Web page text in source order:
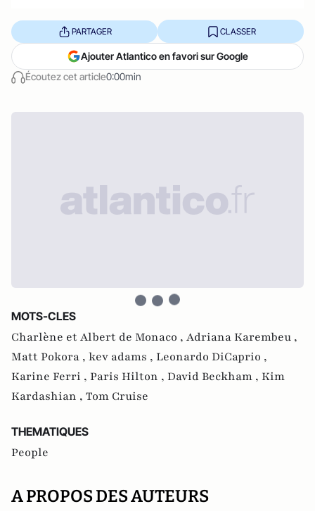
Écoutez cet article0:00min
PARTAGER CLASSER
Ajouter Atlantico en favori sur Google
MOTS-CLES
Charlène et Albert de Monaco , Adriana Karembeu ,
Matt Pokora , kev adams , Leonardo DiCaprio ,
Karine Ferri , Paris Hilton , David Beckham , Kim
Kardashian , Tom Cruise
THEMATIQUES
People
A PROPOS DES AUTEURS